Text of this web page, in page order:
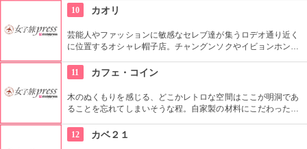
併設しています。そんな広くオシャレな店内ではコーヒーやス
イーツ、サンドイッチなども頂けます。
10 カオリ
芸能人やファッションに敏感なセレブ達が集うロデオ通り近く
に位置するオシャレ帽子店。チャングンソクやイビョンホンな
物も。１つ１つ丁寧にこだわって作られているので丈夫で長持
ち。自分へのお土産にも最適。
11 カフェ・コイン
木のぬくもりを感じる、どこかレトロな空間はここが明洞であ
ることを忘れてしまいそうな程。自家製の材料にこだわったカ
の「おもてなし」に驚くはず。接客の良さや、お味に、ここは
ホテル？とため息がでてしまうかも。
12 カベ２１